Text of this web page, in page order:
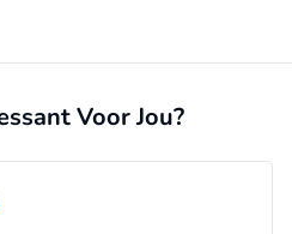
Voor Jou?